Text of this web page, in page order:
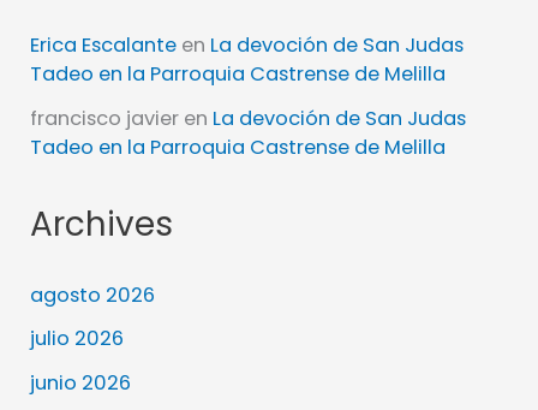
Erica Escalante en La devoción de San Judas
Tadeo en la Parroquia Castrense de Melilla
francisco javier en La devoción de San Judas
Tadeo en la Parroquia Castrense de Melilla
Archives
agosto 2026
julio 2026
junio 2026